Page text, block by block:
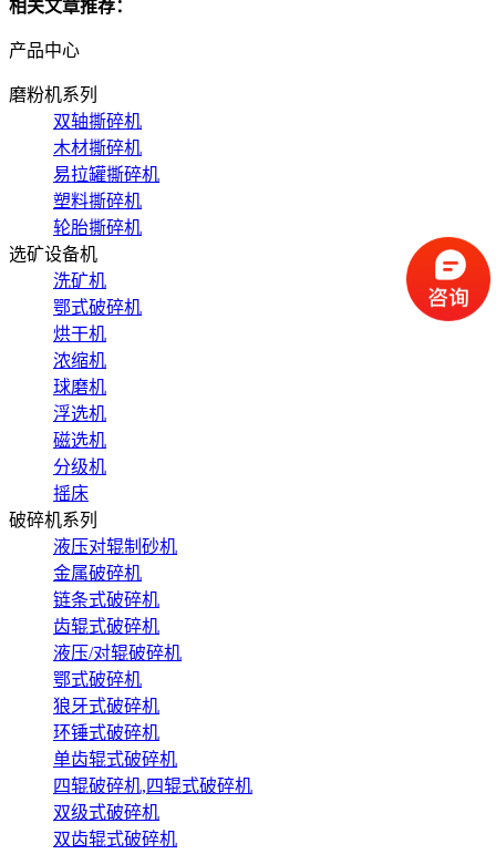
相关文章推荐：
产品中心
磨粉机系列
双轴撕碎机
木材撕碎机
易拉罐撕碎机
塑料撕碎机
轮胎撕碎机
选矿设备机
洗矿机
鄂式破碎机
烘干机
浓缩机
球磨机
浮选机
磁选机
分级机
摇床
破碎机系列
液压对辊制砂机
金属破碎机
链条式破碎机
齿辊式破碎机
液压/对辊破碎机
鄂式破碎机
狼牙式破碎机
环锤式破碎机
单齿辊式破碎机
四辊破碎机,四辊式破碎机
双级式破碎机
双齿辊式破碎机